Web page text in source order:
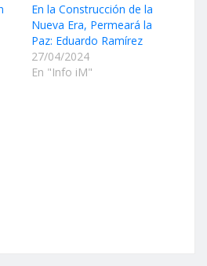
En la Construcción de la
Nueva Era, Permeará la
Paz: Eduardo Ramírez
27/04/2024
En "Info iM"